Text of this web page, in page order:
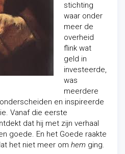
stichting
waar onder
meer de
overheid
flink wat
geld in
investeerde,
was
meerdere
en inspireerde
Vanaf die eerste
dat hij met zijn verhaal
goede. En het Goede raakte
het niet meer om hem ging.